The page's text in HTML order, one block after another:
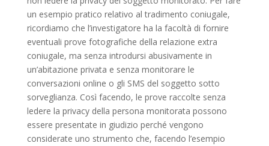
un esempio pratico relativo al tradimento coniugale,
ricordiamo che l’investigatore ha la facoltà di fornire
eventuali prove fotografiche della relazione extra
coniugale, ma senza introdursi abusivamente in
un’abitazione privata e senza monitorare le
conversazioni online o gli SMS del soggetto sotto
sorveglianza. Così facendo, le prove raccolte senza
ledere la privacy della persona monitorata possono
essere presentate in giudizio perché vengono
considerate uno strumento che, facendo l’esempio